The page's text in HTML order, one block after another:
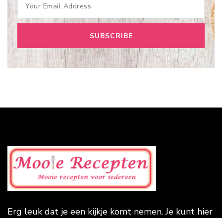
Erg leuk dat je een kijkje komt nemen. Je kunt hier